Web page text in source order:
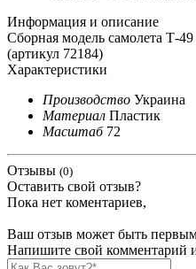
Информация и описание
Сборная модель самолета Т-
(артикул 72184)
Характеристики
Производство Украина
Материал Пластик
Масштаб 72
Отзывы (0)
Оставить свой отзыв?
Пока нет коментариев,
Ваш отзыв может быть
Напишите свой комментарий